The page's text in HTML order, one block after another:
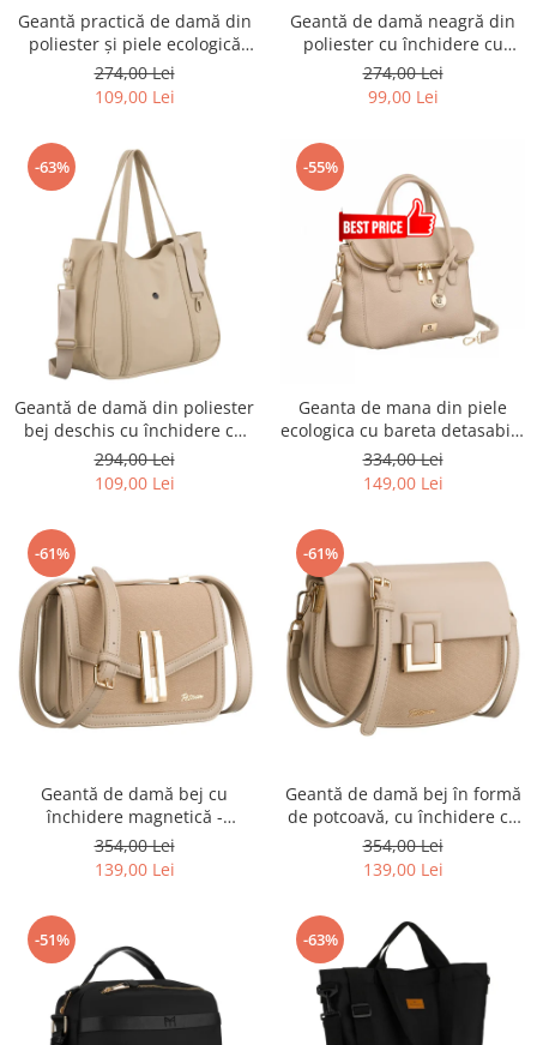
Geantă practică de damă din
poliester și piele ecologică
ecru, cu închidere cu fermoar
- Peterson PTR-PTN CTY-30-
274,00 Lei
109,00 Lei
Geantă de damă neagră din
poliester cu închidere cu
fermoar - Peterson PTR-PTN
CTY-21-2423 BLAC
274,00 Lei
99,00 Lei
-63%
Geantă de damă din poliester
bej deschis cu închidere cu
fermoar - Peterson PTR-PTN
CTY-29-2874 ECRU
294,00 Lei
109,00 Lei
-55%
Geanta de mana din piele
ecologica cu bareta detasabila
- Rovicky PTR-R-TOR-ALE-8-
1087 D.B
334,00 Lei
149,00 Lei
-61%
Geantă de damă bej cu
închidere magnetică -
Peterson PTR-PTN DALIA
BEIGE
354,00 Lei
139,00 Lei
-61%
Geantă de damă bej în formă
de potcoavă, cu închidere cu
clip magnetic - Peterson PTR-
PTN PIWONIA BEIGE
354,00 Lei
139,00 Lei
-51% -63%